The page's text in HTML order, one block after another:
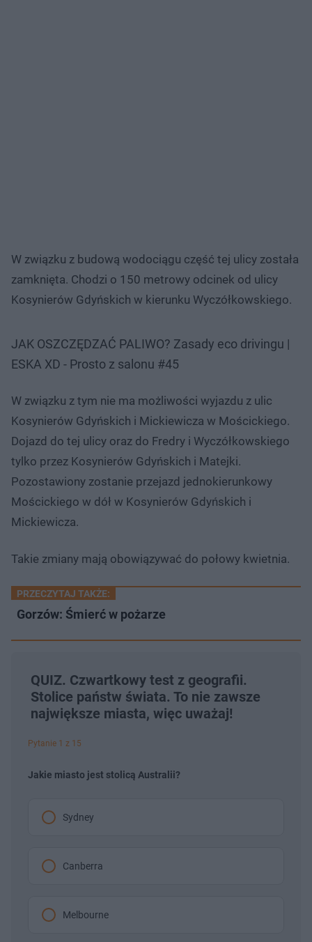
W związku z budową wodociągu część tej ulicy została
zamknięta. Chodzi o 150 metrowy odcinek od ulicy
Kosynierów Gdyńskich w kierunku Wyczółkowskiego.
JAK OSZCZĘDZAĆ PALIWO? Zasady eco drivingu |
ESKA XD - Prosto z salonu #45
W związku z tym nie ma możliwości wyjazdu z ulic
Kosynierów Gdyńskich i Mickiewicza w Mościckiego.
Dojazd do tej ulicy oraz do Fredry i Wyczółkowskiego
tylko przez Kosynierów Gdyńskich i Matejki.
Pozostawiony zostanie przejazd jednokierunkowy
Mościckiego w dół w Kosynierów Gdyńskich i
Mickiewicza.
Takie zmiany mają obowiązywać do połowy kwietnia.
PRZECZYTAJ TAKŻE:
Gorzów: Śmierć w pożarze
QUIZ. Czwartkowy test z geografii.
Stolice państw świata. To nie zawsze
największe miasta, więc uważaj!
Pytanie 1 z 15
Jakie miasto jest stolicą Australii?
Sydney
Canberra
Melbourne